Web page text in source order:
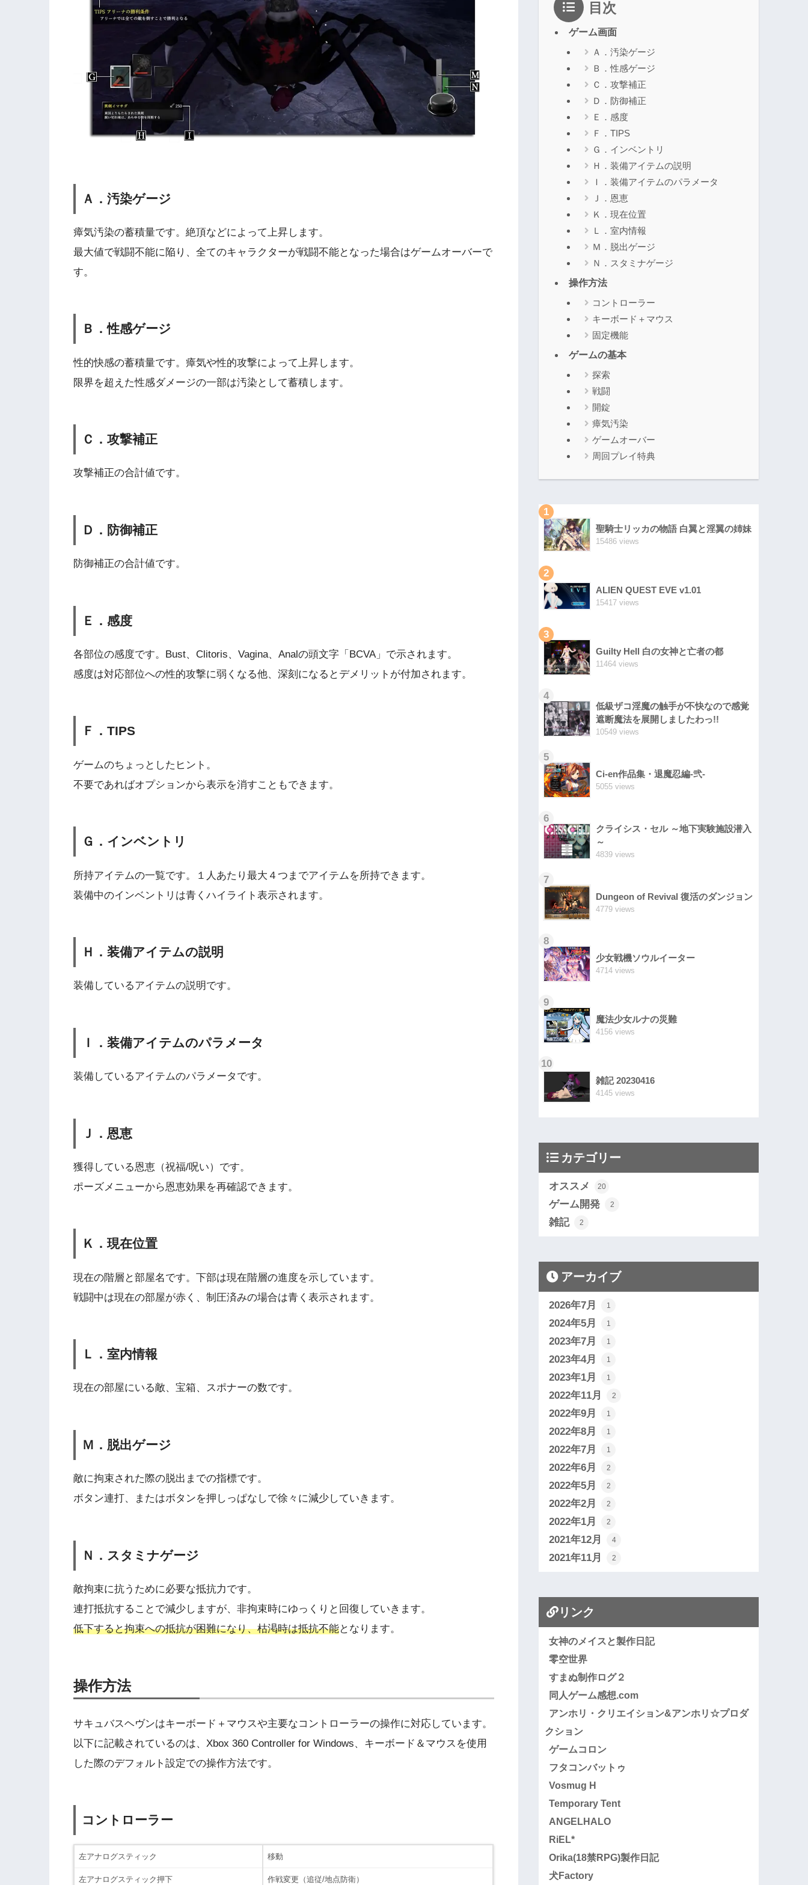
Ａ．汚染ゲージ
瘴気汚染の蓄積量です。絶頂などによって上昇します。
最大値で戦闘不能に陥り、全てのキャラクターが戦闘不能となった場合はゲームオーバーで
す。
Ｂ．性感ゲージ
性的快感の蓄積量です。瘴気や性的攻撃によって上昇します。
限界を超えた性感ダメージの一部は汚染として蓄積します。
Ｃ．攻撃補正
攻撃補正の合計値です。
Ｄ．防御補正
防御補正の合計値です。
Ｅ．感度
各部位の感度です。Bust、Clitoris、Vagina、Analの頭文字「BCVA」で示されます。
感度は対応部位への性的攻撃に弱くなる他、深刻になるとデメリットが付加されます。
Ｆ．TIPS
ゲームのちょっとしたヒント。
不要であればオプションから表示を消すこともできます。
Ｇ．インベントリ
所持アイテムの一覧です。１人あたり最大４つまでアイテムを所持できます。
装備中のインベントリは青くハイライト表示されます。
Ｈ．装備アイテムの説明
装備しているアイテムの説明です。
Ｉ．装備アイテムのパラメータ
装備しているアイテムのパラメータです。
Ｊ．恩恵
獲得している恩恵（祝福/呪い）です。
ポーズメニューから恩恵効果を再確認できます。
Ｋ．現在位置
現在の階層と部屋名です。下部は現在階層の進度を示しています。
戦闘中は現在の部屋が赤く、制圧済みの場合は青く表示されます。
Ｌ．室内情報
現在の部屋にいる敵、宝箱、スポナーの数です。
Ｍ．脱出ゲージ
敵に拘束された際の脱出までの指標です。
ボタン連打、またはボタンを押しっぱなしで徐々に減少していきます。
Ｎ．スタミナゲージ
敵拘束に抗うために必要な抵抗力です。
連打抵抗することで減少しますが、非拘束時にゆっくりと回復していきます。
低下すると拘束への抵抗が困難になり、枯渇時は抵抗不能となります。
操作方法
サキュバスヘヴンはキーボード＋マウスや主要なコントローラーの操作に対応しています。
以下に記載されているのは、Xbox 360 Controller for Windows、キーボード＆マウスを使用
した際のデフォルト設定での操作方法です。
コントローラー
左アナログスティック 移動
左アナログスティック押下 作戦変更（追従/地点防衛）
目次
ゲーム画面
Ａ．汚染ゲージ
Ｂ．性感ゲージ
Ｃ．攻撃補正
Ｄ．防御補正
Ｅ．感度
Ｆ．TIPS
Ｇ．インベントリ
Ｈ．装備アイテムの説明
Ｉ．装備アイテムのパラメータ
Ｊ．恩恵
Ｋ．現在位置
Ｌ．室内情報
Ｍ．脱出ゲージ
Ｎ．スタミナゲージ
操作方法
コントローラー
キーボード＋マウス
固定機能
ゲームの基本
探索
戦闘
開錠
瘴気汚染
ゲームオーバー
周回プレイ特典
1
聖騎士リッカの物語 白翼と淫翼の姉妹
15486 views
2
ALIEN QUEST EVE v1.01
15417 views
3
Guilty Hell 白の女神と亡者の都
11464 views
4
低級ザコ淫魔の触手が不快なので感覚
遮断魔法を展開しましたわっ!!
10549 views
5
Ci-en作品集・退魔忍編-弐-
5055 views
6
クライシス・セル ～地下実験施設潜入
～
4839 views
7
Dungeon of Revival 復活のダンジョン
4779 views
8
少女戦機ソウルイーター
4714 views
9
魔法少女ルナの災難
4156 views
10
雑記 20230416
4145 views
カテゴリー
オススメ 20
ゲーム開発 2
雑記 2
アーカイブ
2026年7月 1
2024年5月 1
2023年7月 1
2023年4月 1
2023年1月 1
2022年11月 2
2022年9月 1
2022年8月 1
2022年7月 1
2022年6月 2
2022年5月 2
2022年2月 2
2022年1月 2
2021年12月 4
2021年11月 2
リンク
女神のメイスと製作日記
零空世界
すまぬ制作ログ２
同人ゲーム感想.com
アンホリ・クリエイション&アンホリ☆プロダ
クション
ゲームコロン
フタコンバットゥ
Vosmug H
Temporary Tent
ANGELHALO
RiEL*
Orika(18禁RPG)製作日記
犬Factory